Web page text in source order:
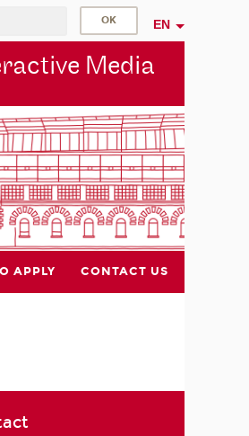
EN
Media
APPLY CONTACT US